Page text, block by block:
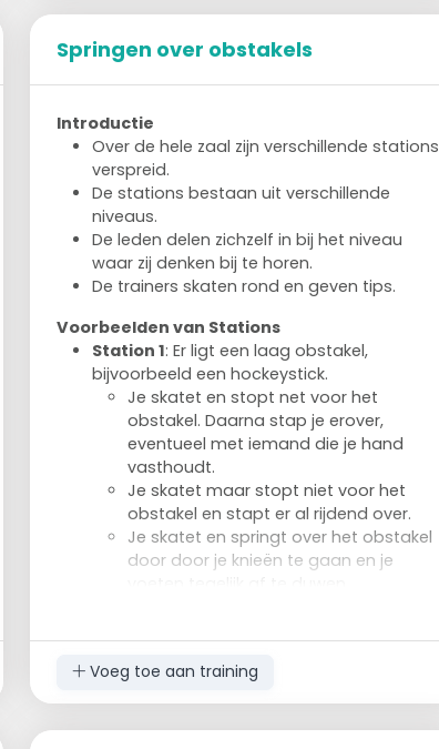
Opdracht 1 - Slalom
Voorwaarts: steun op buitenste been
zonder het andere been op te tillen.
Gebruik het bovenlichaam voor slalom
Achterwaarts: steun op buitenste been
zonder het andere been op te tillen.
Opdracht 2 - Eén been
Voorwaarts tot een potje van dezelfde
kleur. Tussen twee potjes til je het been op.
Voorwaarts: been horizontaal naar
achteren.
naar voren.
Achterwaarts: spring met één been over
elk potje dat je tegenkomt.
Uitvoering
Verdeel in 4 groepen van enkele skaters.
2 groepen voeren steeds dezelfde soort
opdracht uit.
Springen over obstakels
Introductie
Over de hele zaal zijn verschillende stations
verspreid.
De stations bestaan uit verschillende
niveaus.
De leden delen zichzelf in bij het niveau
waar zij denken bij te horen.
De trainers skaten rond en geven tips.
Voorbeelden van Stations
Station 1: Er ligt een laag obstakel,
bijvoorbeeld een hockeystick.
Je skatet en stopt net voor het
obstakel. Daarna stap je erover,
eventueel met iemand die je hand
vasthoudt.
Je skatet maar stopt niet voor het
obstakel en stapt er al rijdend over.
Je skatet en springt over het obstakel
door door je knieën te gaan en je
Je springt over het obstakel.
Als dit nog niet gaat, volg je de
Voeg toe aan training